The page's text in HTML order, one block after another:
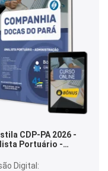
CDP-PA 2026 -
Portuário -
Digital: